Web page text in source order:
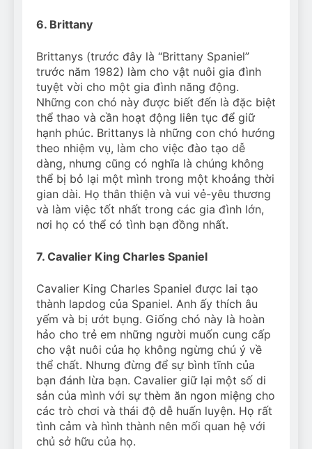
6. Brittany
Brittanys (trước đây là “Brittany Spaniel”
trước năm 1982) làm cho vật nuôi gia đình
tuyệt vời cho một gia đình năng động.
Những con chó này được biết đến là đặc biệt
thể thao và cần hoạt động liên tục để giữ
hạnh phúc. Brittanys là những con chó hướng
theo nhiệm vụ, làm cho việc đào tạo dễ
dàng, nhưng cũng có nghĩa là chúng không
thể bị bỏ lại một mình trong một khoảng thời
gian dài. Họ thân thiện và vui vẻ-yêu thương
và làm việc tốt nhất trong các gia đình lớn,
nơi họ có thể có tình bạn đồng nhất.
7. Cavalier King Charles Spaniel
Cavalier King Charles Spaniel được lai tạo
thành lapdog của Spaniel. Anh ấy thích âu
yếm và bị ướt bụng. Giống chó này là hoàn
hảo cho trẻ em những người muốn cung cấp
cho vật nuôi của họ không ngừng chú ý về
thể chất. Nhưng đừng để sự bình tĩnh của
bạn đánh lừa bạn. Cavalier giữ lại một số di
sản của mình với sự thèm ăn ngon miệng cho
các trò chơi và thái độ dễ huấn luyện. Họ rất
tình cảm và hình thành nên mối quan hệ với
chủ sở hữu của họ.